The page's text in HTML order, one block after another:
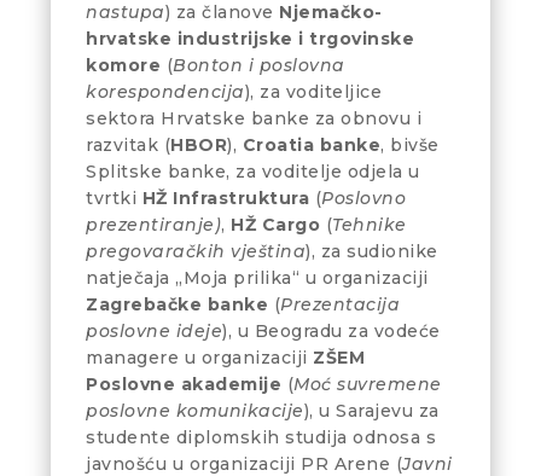
nastupa) za članove Njemačko-
hrvatske industrijske i trgovinske
komore (Bonton i poslovna
korespondencija), za voditeljice
sektora Hrvatske banke za obnovu i
razvitak (HBOR), Croatia banke, bivše
Splitske banke, za voditelje odjela u
tvrtki HŽ Infrastruktura (Poslovno
prezentiranje), HŽ Cargo (Tehnike
pregovaračkih vještina), za sudionike
natječaja „Moja prilika“ u organizaciji
Zagrebačke banke (Prezentacija
poslovne ideje), u Beogradu za vodeće
managere u organizaciji ZŠEM
Poslovne akademije (Moć suvremene
poslovne komunikacije), u Sarajevu za
studente diplomskih studija odnosa s
javnošću u organizaciji PR Arene (Javni